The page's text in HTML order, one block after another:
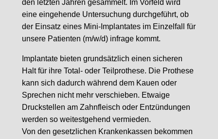
den letzten Jahren gesammelt. Im Vorfeld wird
eine eingehende Untersuchung durchgeführt, ob
der Einsatz eines Mini-Implantates im Einzelfall für
unsere Patienten (m/w/d) infrage kommt.
Implantate bieten grundsätzlich einen sicheren
Halt für ihre Total- oder Teilprothese. Die Prothese
kann sich dadurch während dem Kauen oder
Sprechen nicht mehr verschieben. Etwaige
Druckstellen am Zahnfleisch oder Entzündungen
werden so weitestgehend vermieden.
Von den gesetzlichen Krankenkassen bekommen